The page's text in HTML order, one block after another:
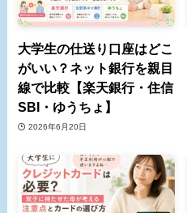
大学生の仕送り口座はどこ
がいい？ネット銀行を親目
線で比較【楽天銀行・住信
SBI・ゆうちょ】
2026年6月20日